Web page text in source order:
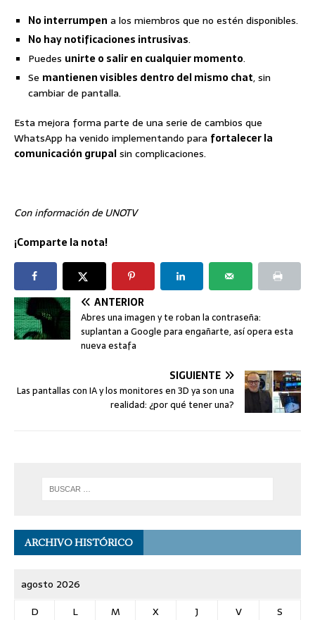
No interrumpen a los miembros que no estén disponibles.
No hay notificaciones intrusivas.
Puedes unirte o salir en cualquier momento.
Se mantienen visibles dentro del mismo chat, sin
cambiar de pantalla.
Esta mejora forma parte de una serie de cambios que
WhatsApp ha venido implementando para fortalecer la
comunicación grupalsin complicaciones.
Con información de UNOTV
¡Comparte la nota!
ANTERIOR
Abres una imagen y te roban la contraseña:
suplantan a Google para engañarte, así opera esta
nueva estafa
SIGUIENTE
Las pantallas con IA y los monitores en 3D ya son una
realidad: ¿por qué tener una?
ARCHIVO HISTÓRICO
agosto 2026
D
L M X J V
S